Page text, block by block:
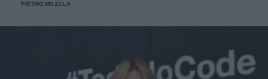
PIETRO MILELLA